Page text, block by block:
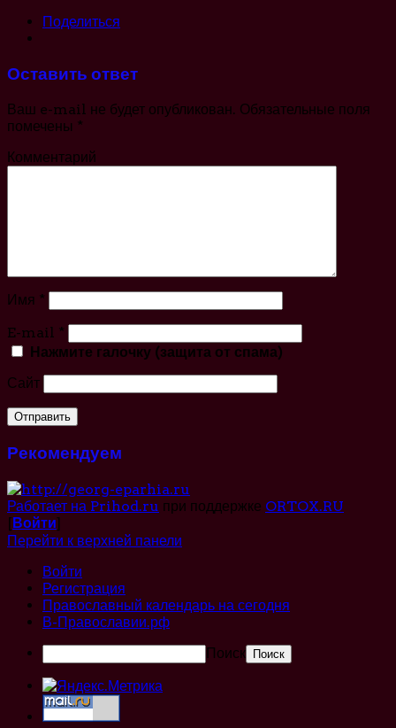
Поделиться
Оставить ответ
Ваш e-mail не будет опубликован. Обязательные поля
помечены *
Комментарий
Имя *
E-mail *
Нажмите галочку (защита от спама)
Сайт
Рекомендуем
Работает на Prihod.ru при поддержке ORTOX.RU
[Войти]
Перейти к верхней панели
Войти
Регистрация
Православный календарь на сегодня
В-Православии.рф
Поиск